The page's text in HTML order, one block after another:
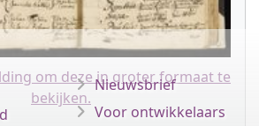
om deze in groter formaat te
bekijken.
Nieuwsbrief
Voor ontwikkelaars